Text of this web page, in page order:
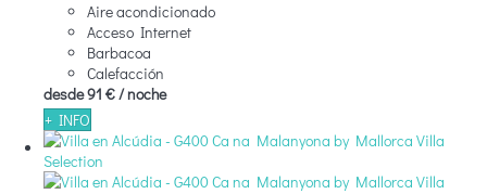
Aire acondicionado
Acceso Internet
Barbacoa
Calefacción
desde91 €/ noche
+ INFO